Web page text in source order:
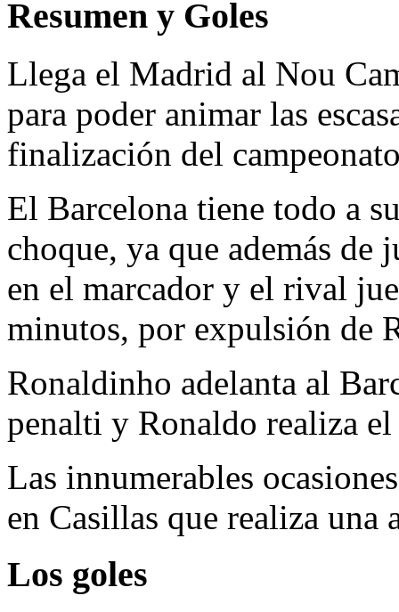
Resumen y Goles
Llega el Madrid al Nou
para poder animar las
finalización del
El Barcelona tiene todo a
choque, ya que además de
en el marcador y el rival
minutos, por expulsión de
Ronaldinho adelanta al
penalti y Ronaldo realiza
Las innumerables
en Casillas que realiza una
Los goles